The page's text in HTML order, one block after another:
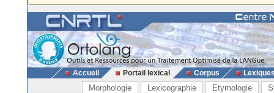
Accueil Portail lexical Corpus
Morphologie Lexicographie Etymologie